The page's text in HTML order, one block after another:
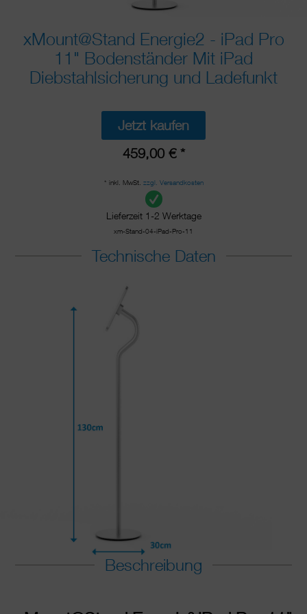
xMount@Stand Energie2 - iPad Pro
11" Bodenständer Mit iPad
Diebstahlsicherung und Ladefunkt
Jetzt kaufen
459,00 € *
* inkl. MwSt. zzgl. Versandkosten
Lieferzeit 1-2 Werktage
xm-Stand-04-iPad-Pro-11
Technische Daten
Beschreibung